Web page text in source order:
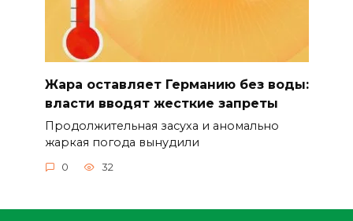
Жара оставляет Германию без воды:
власти вводят жесткие запреты
Продолжительная засуха и аномально
жаркая погода вынудили
0 32